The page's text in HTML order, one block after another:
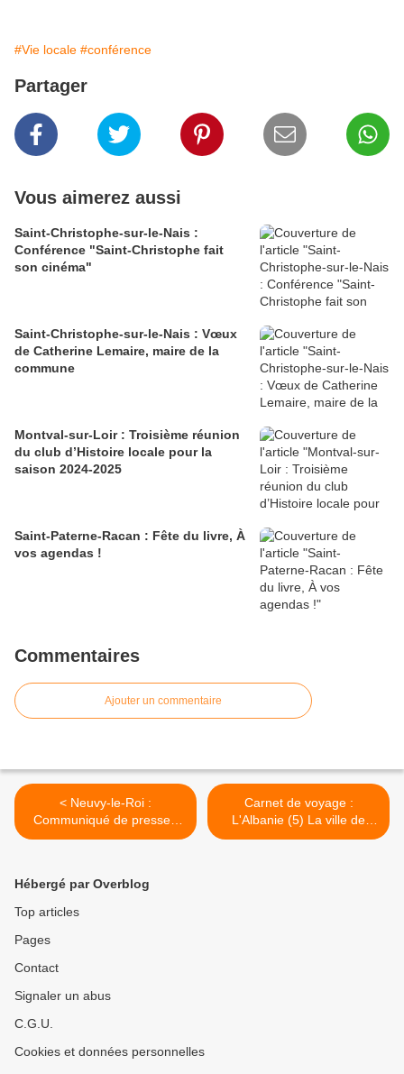
#Vie locale #conférence
Partager
Vous aimerez aussi
Saint-Christophe-sur-le-Nais :
Conférence "Saint-Christophe fait
son cinéma"
Saint-Christophe-sur-le-Nais : Vœux
de Catherine Lemaire, maire de la
commune
Montval-sur-Loir : Troisième réunion
du club d’Histoire locale pour la
saison 2024-2025
Saint-Paterne-Racan : Fête du livre, À
vos agendas !
Commentaires
Ajouter un commentaire
< Neuvy-le-Roi :
Communiqué de presse :
SOIRÉE CABARET JAZZ-
Carnet de voyage :
L'Albanie (5) La ville de
Berat >
Hébergé par Overblog
Top articles
Pages
Contact
Signaler un abus
C.G.U.
Cookies et données personnelles